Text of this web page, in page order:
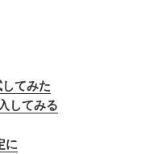
ンチエイリアスを有
てみた
してみる
に